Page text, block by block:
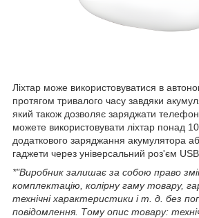
Ліхтар може використовуватися в
протягом тривалого часу завдяки
який також дозволяє заряджати
можете використовувати ліхтар понад
додаткового заряджання акумулятора
гаджети через універсальний роз'єм
*"Виробник залишає за собою право
комплектацію, колірну гаму товару,
технічні характеристики і т. д. без
повідомлення. Тому опис товару: